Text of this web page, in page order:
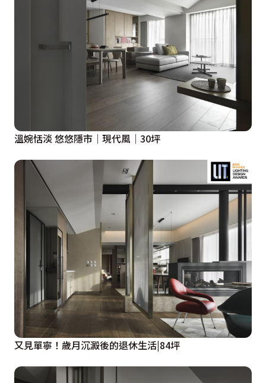
溫婉恬淡 悠悠隱市｜現代風｜30坪
又見單寧！歲月沉澱後的退休生活|84坪